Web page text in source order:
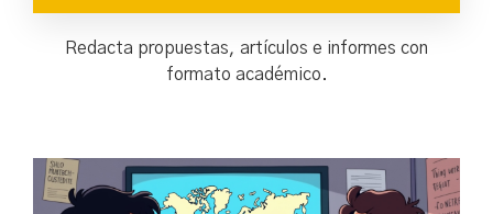
Redacta propuestas, artículos e informes con
formato académico.